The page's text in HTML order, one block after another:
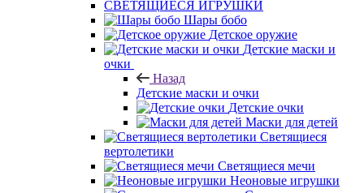
СВЕТЯЩИЕСЯ ИГРУШКИ
Шары бобо
Детское оружие
Детские маски и
очки
Назад
Детские маски и очки
Детские очки
Маски для детей
Светящиеся
вертолетики
Светящиеся мечи
Неоновые игрушки